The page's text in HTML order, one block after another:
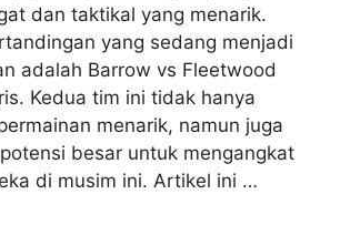
dan taktikal yang menarik.
yang sedang menjadi
adalah Barrow vs Fleetwood
Kedua tim ini tidak hanya
menarik, namun juga
besar untuk mengangkat
di musim ini. Artikel ini …